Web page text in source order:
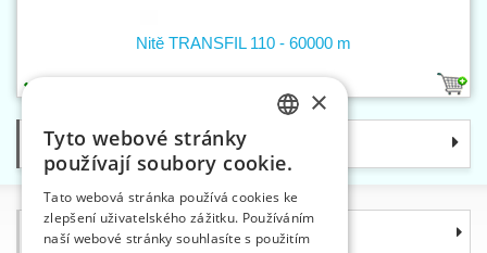
Nitě TRANSFIL 110 - 60000 m
Kategorie
Informace
ENGLISH
×
Tyto webové stránky
používají soubory cookie.
Tato webová stránka používá cookies ke
zlepšení uživatelského zážitku. Používáním
naší webové stránky souhlasíte s použitím